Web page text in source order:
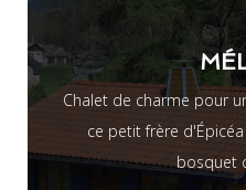
Chalet de charme pour
ce petit frère
bosquet